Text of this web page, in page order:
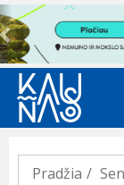
Previous
Pradžia